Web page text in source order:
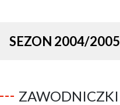
SEZON 2004/2005
ZAWODNICZKI